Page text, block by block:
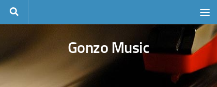
Skip to content
Gonzo Music